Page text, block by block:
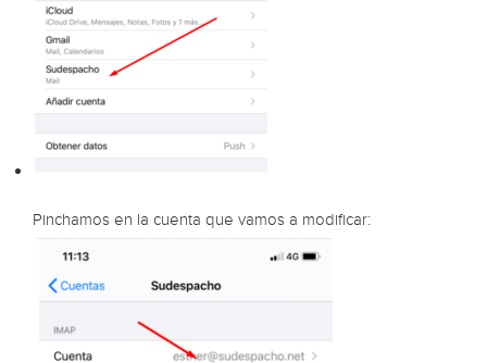
Pinchamos en la cuenta que vamos a modificar: